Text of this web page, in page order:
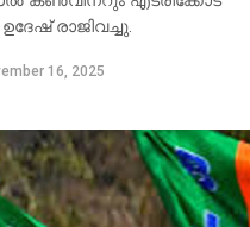
രാജിവച്ചു.
16, 2025